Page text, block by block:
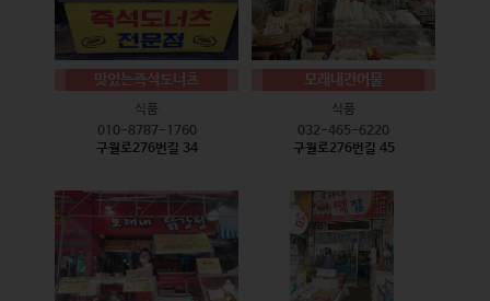
맛있는즉석도너츠
식품
010-8787-1760
구월로276번길 34
모래내건어물
식품
032-465-6220
구월로276번길 45